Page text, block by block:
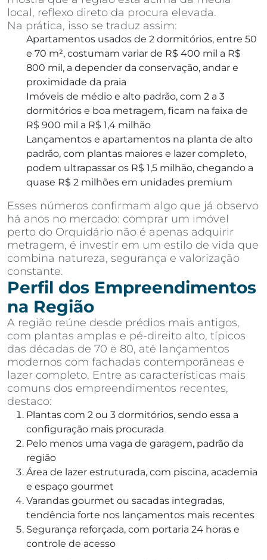
local, reflexo direto da procura elevada.
Na prática, isso se traduz assim:
Apartamentos usados de 2 dormitórios, entre 50
e 70 m², costumam variar de R$ 400 mil a R$
800 mil, a depender da conservação, andar e
proximidade da praia
Imóveis de médio e alto padrão, com 2 a 3
dormitórios e boa metragem, ficam na faixa de
R$ 900 mil a R$ 1,4 milhão
Lançamentos e apartamentos na planta de alto
padrão, com plantas maiores e lazer completo,
podem ultrapassar os R$ 1,5 milhão, chegando a
quase R$ 2 milhões em unidades premium
Esses números confirmam algo que já observo
há anos no mercado: comprar um imóvel
perto do Orquidário não é apenas adquirir
metragem, é investir em um estilo de vida que
combina natureza, segurança e valorização
constante.
Perfil dos Empreendimentos
na Região
A região reúne desde prédios mais antigos,
com plantas amplas e pé-direito alto, típicos
das décadas de 70 e 80, até lançamentos
modernos com fachadas contemporâneas e
lazer completo. Entre as características mais
comuns dos empreendimentos recentes,
destaco:
Plantas com 2 ou 3 dormitórios, sendo essa a
configuração mais procurada
Pelo menos uma vaga de garagem, padrão da
região
Área de lazer estruturada, com piscina, academia
e espaço gourmet
Varandas gourmet ou sacadas integradas,
tendência forte nos lançamentos mais recentes
Segurança reforçada, com portaria 24 horas e
controle de acesso